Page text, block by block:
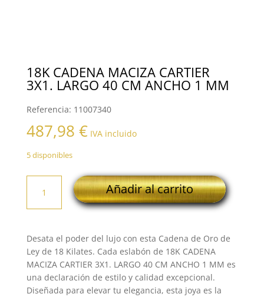
18K CADENA MACIZA CARTIER
3X1. LARGO 40 CM ANCHO 1 MM
Referencia: 11007340
487,98 € IVA incluido
5 disponibles
CADENA
MACIZA
3X1.
LARGO
40
ANCHO
Añadir al carrito
Desata el poder del lujo con esta Cadena de Oro de
Ley de 18 Kilates. Cada eslabón de 18K CADENA
MACIZA CARTIER 3X1. LARGO 40 CM ANCHO 1 MM es
una declaración de estilo y calidad excepcional.
Diseñada para elevar tu elegancia, esta joya es la